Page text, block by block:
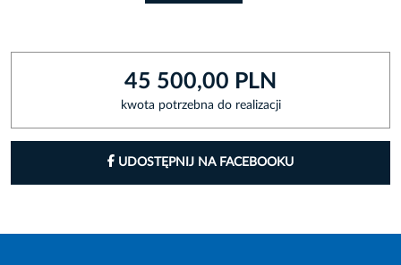
45 500,00 PLN
kwota potrzebna do realizacji
UDOSTĘPNIJ NA FACEBOOKU